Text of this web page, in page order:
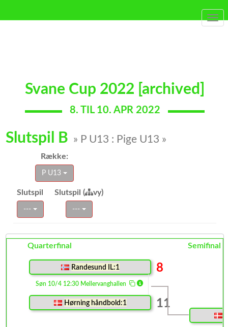
Svane Cup 2022 [archived]
8. TIL 10. APR 2022
Slutspil B » P U13 : Pige U13 »
Række:
P U13
Slutspil Slutspil ( vy)
--- ---
Quarterfinal Semifinal
Randesund IL:1 8
Søn 10/4 12:30 Mellervanghallen
Hørning håndbold:1 11